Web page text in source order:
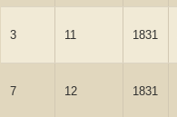
3 11 1831
7 12 1831